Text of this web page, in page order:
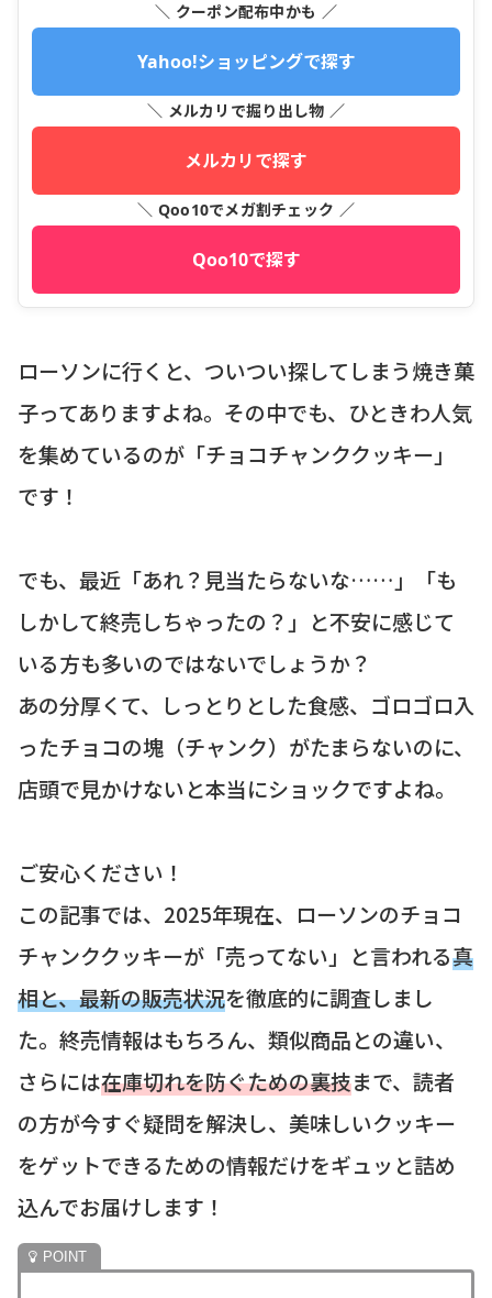
＼ クーポン配布中かも ／
Yahoo!ショッピングで探す
＼ メルカリで掘り出し物 ／
メルカリで探す
＼ Qoo10でメガ割チェック ／
Qoo10で探す
ローソンに行くと、ついつい探してしまう焼き菓
子ってありますよね。その中でも、ひときわ人気
を集めているのが「チョコチャンククッキー」
です！
でも、最近「あれ？見当たらないな……」「も
しかして終売しちゃったの？」と不安に感じて
いる方も多いのではないでしょうか？
あの分厚くて、しっとりとした食感、ゴロゴロ入
ったチョコの塊（チャンク）がたまらないのに、
店頭で見かけないと本当にショックですよね。
ご安心ください！
この記事では、2025年現在、ローソンのチョコ
チャンククッキーが「売ってない」と言われる真
相と、最新の販売状況を徹底的に調査しまし
た。終売情報はもちろん、類似商品との違い、
さらには在庫切れを防ぐための裏技まで、読者
の方が今すぐ疑問を解決し、美味しいクッキー
をゲットできるための情報だけをギュッと詰め
込んでお届けします！